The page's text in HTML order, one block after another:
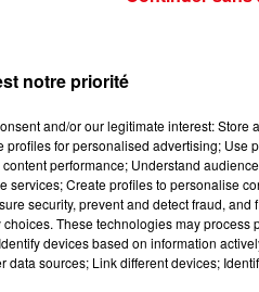
des Métiers de la
à la capitainerie du port
9 heures un rallye de
de Patricia
de Pôle emploi
notre priorité
and/or our legitimate interest: Store
for personalised advertising; Use
performance; Understand
services; Create profiles to personalise
security, prevent and detect fraud, and
These technologies may process
devices based on information
sources; Link different devices;